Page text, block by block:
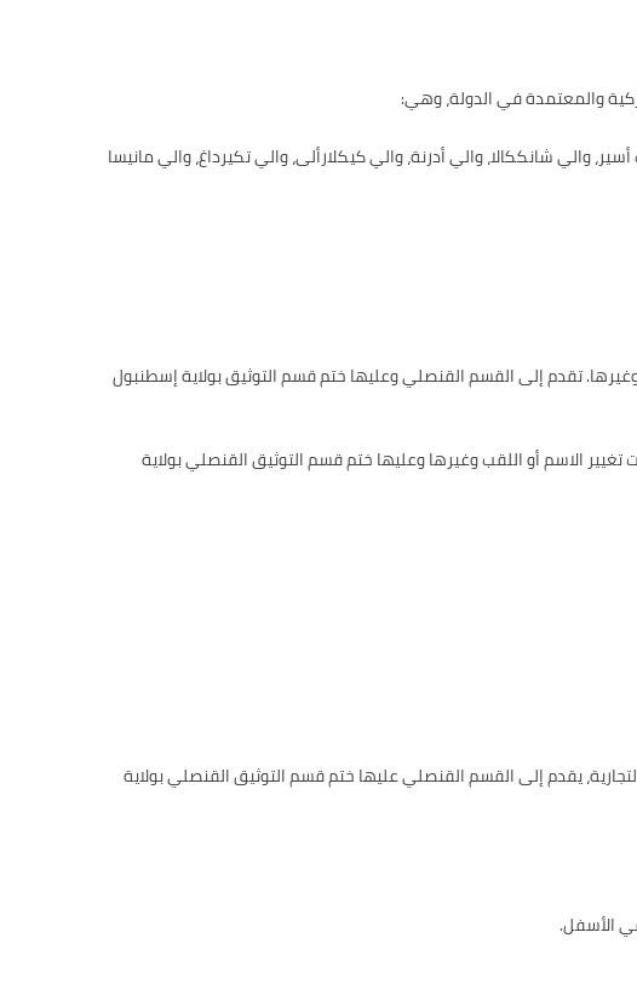
والمعتمدة في الدولة، وهي:
والي شانككالا، والي أدرنة، والي كيكلارألى، والي تكيرداغ، والي مانيسا
وغيرها. تقدم إلى القسم القنصلي وعليها ختم قسم التوثيق بولاية إسطنبول
الاسم أو اللقب وغيرها وعليها ختم قسم التوثيق القنصلي بولاية
يقدم إلى القسم القنصلي عليها ختم قسم التوثيق القنصلي بولاية
الأسفل.